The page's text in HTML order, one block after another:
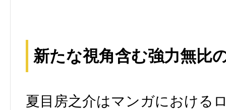
新たな視角含む強力無比
夏目房之介はマンガにおける